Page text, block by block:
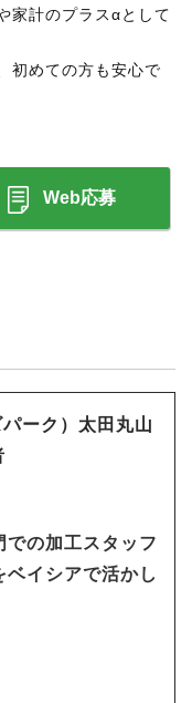
家計のプラスαとして
初めての方も安心で
Web応募
ーク）太田丸山
での加工スタッフ
イシアで活かし